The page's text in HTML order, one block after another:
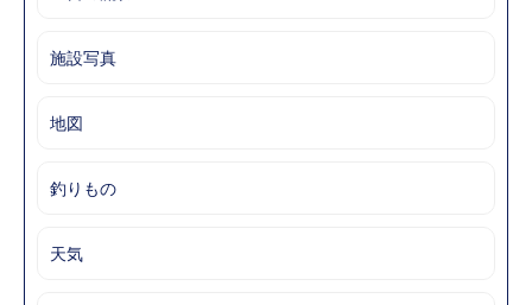
施設写真
地図
釣りもの
天気